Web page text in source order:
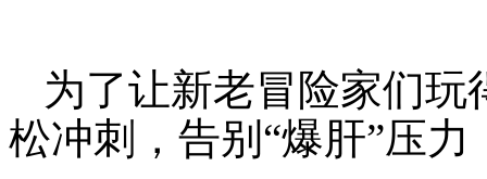
为了让新老冒险家们
松冲刺，告别“爆肝”压力